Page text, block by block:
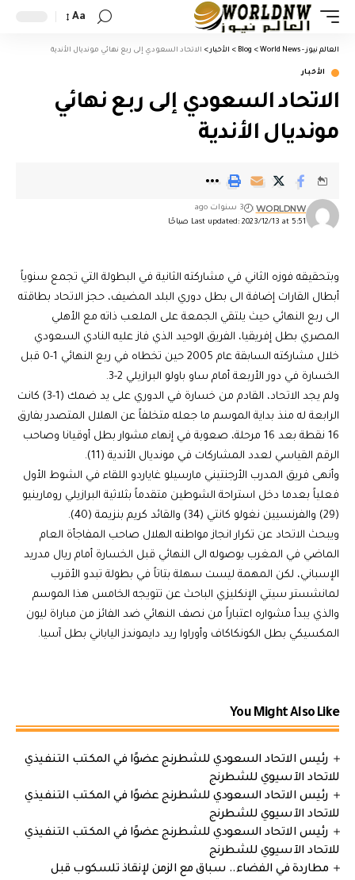
Aa
العالم نيوز - World News >
Blog
> الأخبار > الاتحاد السعودي إلى ربع نهائي مونديال الأندية
الأخبار
الاتحاد السعودي إلى ربع نهائي
مونديال الأندية
Last updated: 2023/12/13 at 5:51 صباحًا
WORLDNW 3 سنوات ago
وبتحقيقه فوزه الثاني في مشاركته الثانية في البطولة التي تجمع سنوياً
أبطال القارات إضافة الى بطل دوري البلد المضيف، حجز الاتحاد بطاقته
الى ربع النهائي حيث يلتقي الجمعة على الملعب ذاته مع الأهلي
المصري بطل إفريقيا، الفريق الوحيد الذي فاز عليه النادي السعودي
خلال مشاركته السابقة عام 2005 حين تخطاه في ربع النهائي 1-0 قبل
الخسارة في دور الأربعة أمام ساو باولو البرازيلي 2-3.
ولم يجد الاتحاد، القادم من خسارة في الدوري على يد ضمك (1-3) كانت
الرابعة له منذ بداية الموسم ما جعله متخلفاً عن الهلال المتصدر بفارق
16 نقطة بعد 16 مرحلة، صعوبة في إنهاء مشوار بطل أوقيانا وصاحب
الرقم القياسي لعدد المشاركات في مونديال الأندية (11).
وأنهى فريق المدرب الأرجنتيني مارسيلو غاياردو اللقاء في الشوط الأول
فعلياً بعدما دخل استراحة الشوطين متقدماً بثلاثية البرازيلي رومارينيو
(29) والفرنسيين نغولو كانتي (34) والقائد كريم بنزيمة (40).
ويبحث الاتحاد عن تكرار انجاز مواطنه الهلال صاحب المفاجأة العام
الماضي في المغرب بوصوله الى النهائي قبل الخسارة أمام ريال مدريد
الإسباني، لكن المهمة ليست سهلة بتاتاً في بطولة تبدو الأقرب
لمانشستر سيتي الإنكليزي الباحث عن تتويجه الخامس هذا الموسم
والذي يبدأ مشواره اعتباراً من نصف النهائي ضد الفائز من مباراة ليون
المكسيكي بطل الكونكاكاف وأوراوا ريد دايموندز الياباني بطل آسيا.
You Might Also Like
رئيس الاتحاد السعودي للشطرنج عضوًا في المكتب التنفيذي
للاتحاد الآسيوي للشطرنج
رئيس الاتحاد السعودي للشطرنج عضوًا في المكتب التنفيذي
للاتحاد الآسيوي للشطرنج
رئيس الاتحاد السعودي للشطرنج عضوًا في المكتب التنفيذي
للاتحاد الآسيوي للشطرنج
مطاردة في الفضاء.. سباق مع الزمن لإنقاذ تلسكوب قبل